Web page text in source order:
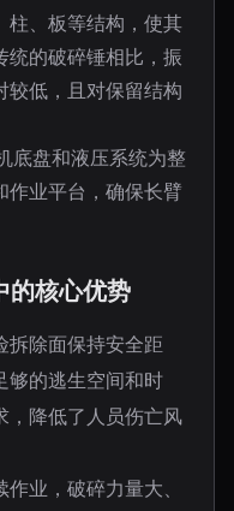
柱、板等结构，使其
统的破碎锤相比，振
较低，且对保留结构
底盘和液压系统为整
作业平台，确保长臂
的核心优势
拆除面保持安全距
够的逃生空间和时
，降低了人员伤亡风
作业，破碎力量大、